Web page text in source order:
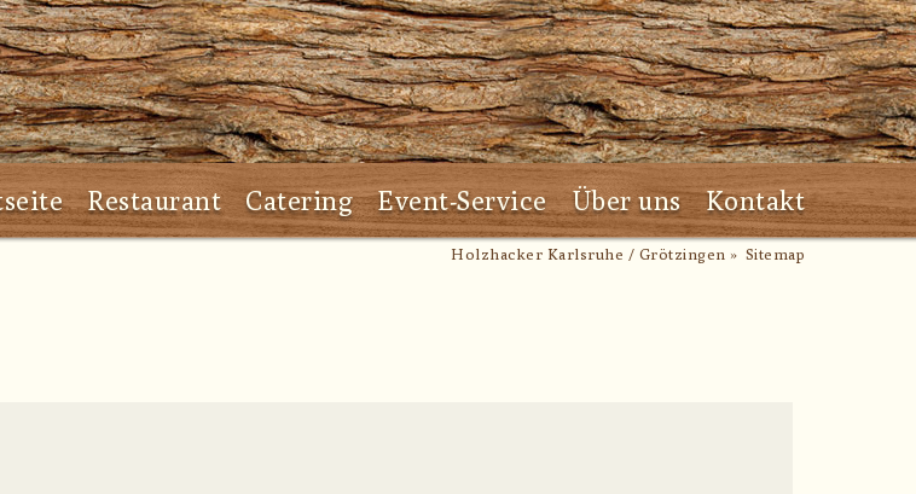
Restaurant Catering Event-Service Über uns Kontakt
Holzhacker Karlsruhe / Grötzingen Sitemap